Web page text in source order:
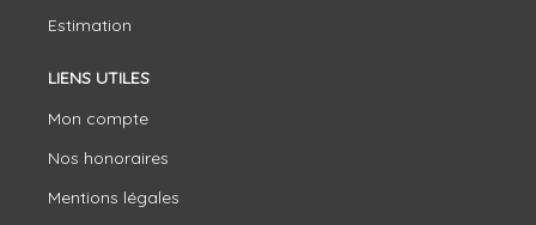
Estimation
LIENS UTILES
Mon compte
Nos honoraires
Mentions légales